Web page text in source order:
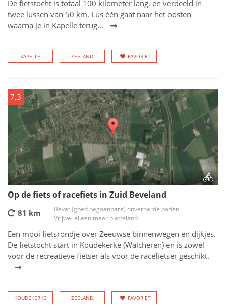
De fietstocht is totaal 100 kilometer lang, en verdeeld in
twee lussen van 50 km. Lus één gaat naar het oosten
waarna je in Kapelle terug...
KAPELLE ZEELAND FAVORIET
7.3
Op de fiets of racefiets in Zuid Beveland
81 km
Bevat (goed begaanbare) onverharde paden
Vrijwel alleen maar platteland
Een mooi fietsrondje over Zeeuwse binnenwegen en dijkjes.
De fietstocht start in Koudekerke (Walcheren) en is zowel
voor de recreatieve fietser als voor de racefietser geschikt.
KOUDEKERKE ZEELAND FAVORIET